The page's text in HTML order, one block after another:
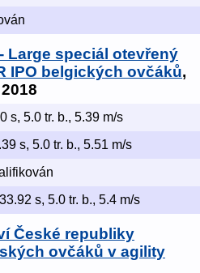
Large speciál otevřený
IPO belgických ovčáků,
s, 5.0 tr. b., 5.39 m/s
s, 5.0 tr. b., 5.51 m/s
s, 5.0 tr. b., 5.4 m/s
České republiky
ovčáků v agility